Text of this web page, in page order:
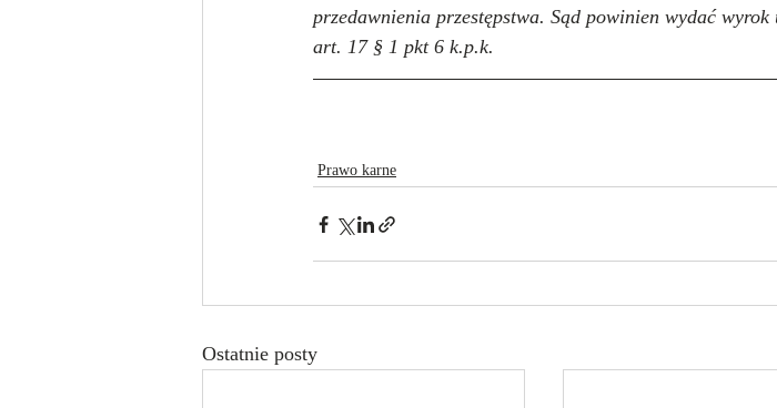
przedawnienia przestępstwa. Sąd powinien wydać
art. 17 § 1 pkt 6 k.p.k.
Prawo karne
Ostatnie posty